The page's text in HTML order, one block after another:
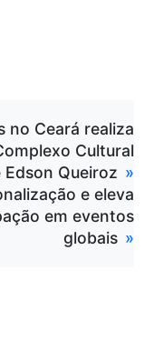
no Ceará realiza
Cultural
Edson Queiroz
e eleva
em eventos
globais